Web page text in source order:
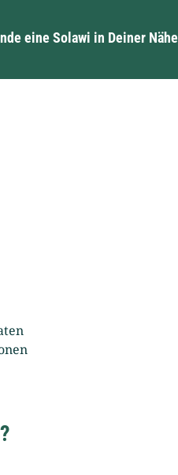
eine Solawi in Deiner Nähe